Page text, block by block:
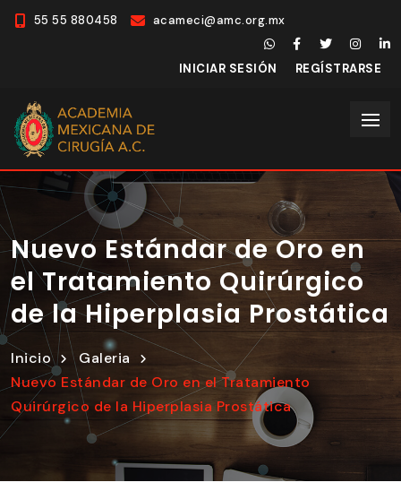
55 55 880458 acameci@amc.org.mx
INICIAR SESIÓN REGÍSTRARSE
Nuevo Estándar de Oro en
el Tratamiento Quirúrgico
de la Hiperplasia Prostática
Inicio
Galeria
Nuevo Estándar de Oro en el Tratamiento
Quirúrgico de la Hiperplasia Prostática